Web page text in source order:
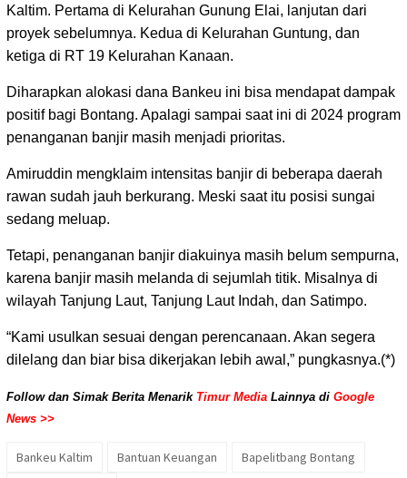
Kaltim. Pertama di Kelurahan Gunung Elai, lanjutan dari
proyek sebelumnya. Kedua di Kelurahan Guntung, dan
ketiga di RT 19 Kelurahan Kanaan.
Diharapkan alokasi dana Bankeu ini bisa mendapat dampak
positif bagi Bontang. Apalagi sampai saat ini di 2024 program
penanganan banjir masih menjadi prioritas.
Amiruddin mengklaim intensitas banjir di beberapa daerah
rawan sudah jauh berkurang. Meski saat itu posisi sungai
sedang meluap.
Tetapi, penanganan banjir diakuinya masih belum sempurna,
karena banjir masih melanda di sejumlah titik. Misalnya di
wilayah Tanjung Laut, Tanjung Laut Indah, dan Satimpo.
“Kami usulkan sesuai dengan perencanaan. Akan segera
dilelang dan biar bisa dikerjakan lebih awal,” pungkasnya.(*)
Follow dan Simak Berita Menarik Timur Media Lainnya di Google
News >>
Bankeu Kaltim Bantuan Keuangan
Bapelitbang Bontang